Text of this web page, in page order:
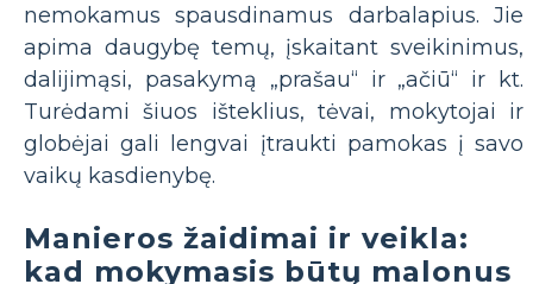
nemokamus spausdinamus darbalapius. Jie
apima daugybę temų, įskaitant sveikinimus,
dalijimąsi, pasakymą „prašau“ ir „ačiū“ ir kt.
Turėdami šiuos išteklius, tėvai, mokytojai ir
globėjai gali lengvai įtraukti pamokas į savo
vaikų kasdienybę.
Manieros žaidimai ir veikla:
kad mokymasis būtų malonus